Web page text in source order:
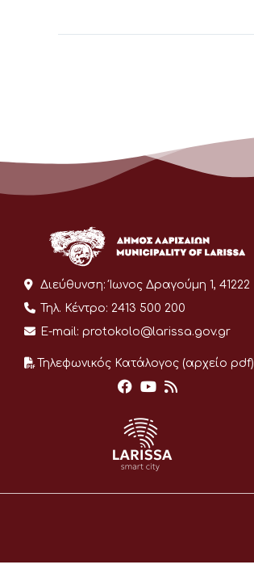
Διεύθυνση: Ίωνος Δραγούμη 1, 41222
Τηλ. Κέντρο: 2413 500 200
E-mail: protokolo@larissa.gov.gr
Τηλεφωνικός Κατάλογος (αρχείο pdf)